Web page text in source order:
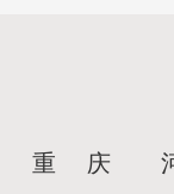
重 庆